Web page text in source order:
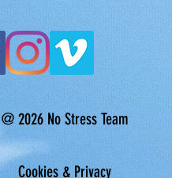
@ 2026 No Stress Team
Cookies & Privacy